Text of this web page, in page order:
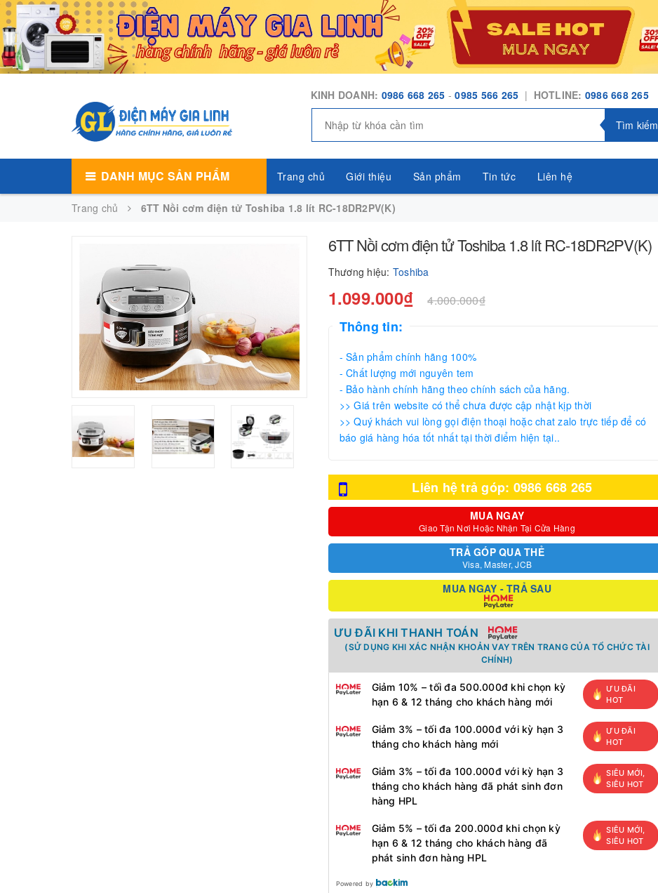
KINH DOANH: 0986 668 265 -0985 566 265 | HOTLINE: 0986 668 265
Tìm kiếm
DANH MỤC SẢN PHẨM Trang chủ Giới thiệu Sản phẩm Tin tức Liên hệ
Trang chủ 6TT Nồi cơm điện tử Toshiba 1.8 lít RC-18DR2PV(K)
6TT Nồi cơm điện tử Toshiba 1.8 lít RC-18DR2PV(K)
Thương hiệu: Toshiba
1.099.000₫ 4.000.000₫
Thông tin:
- Sản phẩm chính hãng 100%
- Chất lượng mới nguyên tem
- Bảo hành chính hãng theo chính sách của hãng.
>> Giá trên website có thể chưa được cập nhật kịp thời
>> Quý khách vui lòng gọi điện thoại hoặc chat zalo trực tiếp để có
báo giá hàng hóa tốt nhất tại thời điểm hiện tại..
Liên hệ trả góp: 0986 668 265
MUA NGAY
Giao Tận Nơi Hoặc Nhận Tại Cửa Hàng
TRẢ GÓP QUA THẺ
Visa, Master, JCB
MUA NGAY - TRẢ SAU
ƯU ĐÃI KHI THANH TOÁN
(SỬ DỤNG KHI XÁC NHẬN KHOẢN VAY TRÊN TRANG CỦA TỔ CHỨC TÀI
CHÍNH)
Giảm 10% – tối đa 500.000đ khi chọn kỳ
hạn 6 & 12 tháng cho khách hàng mới
ƯU ĐÃI
HOT
Giảm 3% – tối đa 100.000đ với kỳ hạn 3
tháng cho khách hàng mới
ƯU ĐÃI
HOT
Giảm 3% – tối đa 100.000đ với kỳ hạn 3
tháng cho khách hàng đã phát sinh đơn
hàng HPL
SIÊU MỚI,
SIÊU HOT
Giảm 5% – tối đa 200.000đ khi chọn kỳ
hạn 6 & 12 tháng cho khách hàng đã
phát sinh đơn hàng HPL
SIÊU MỚI,
SIÊU HOT
Powered by